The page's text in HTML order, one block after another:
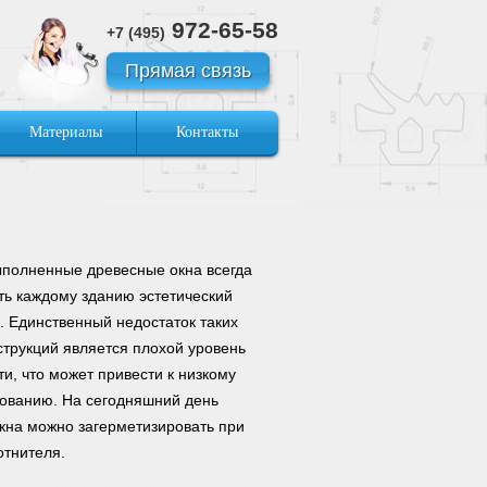
+7 (495) 972-65-58
Прямая связь
Материалы Контакты
древесные окна всегда
каждому зданию эстетический
недостаток таких
является плохой уровень
что может привести к низкому
На сегодняшний день
можно загерметизировать при